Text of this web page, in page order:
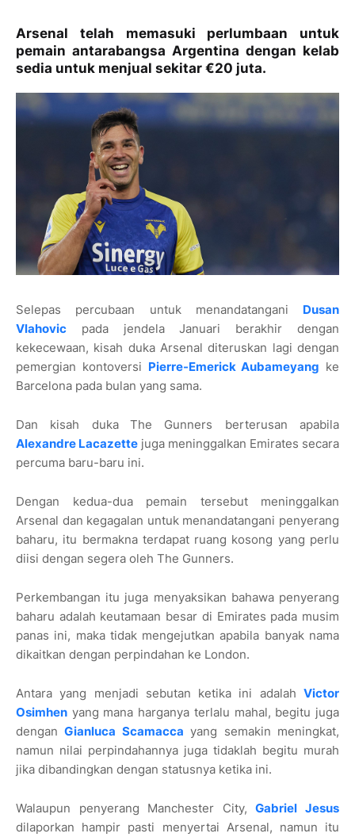
Arsenal telah memasuki perlumbaan untuk
pemain antarabangsa Argentina dengan kelab
sedia untuk menjual sekitar €20 juta.
Selepas percubaan untuk menandatangani Dusan
Vlahovic pada jendela Januari berakhir dengan
kekecewaan, kisah duka Arsenal diteruskan lagi dengan
pemergian kontoversi Pierre-Emerick Aubameyang ke
Barcelona pada bulan yang sama.
Dan kisah duka
The Gunners berterusan apabila
Alexandre Lacazette juga meninggalkan Emirates secara
percuma baru-baru ini.
Dengan kedua-dua pemain tersebut meninggalkan
Arsenal dan kegagalan untuk menandatangani penyerang
baharu, itu bermakna terdapat ruang kosong yang perlu
diisi dengan segera oleh The Gunners.
Perkembangan itu juga menyaksikan bahawa penyerang
baharu adalah keutamaan besar di Emirates pada musim
panas ini, maka tidak mengejutkan apabila banyak nama
dikaitkan dengan perpindahan ke London.
Antara yang menjadi sebutan ketika ini adalah Victor
Osimhen yang mana harganya terlalu mahal, begitu juga
denganGianluca Scamacca yang semakin meningkat,
namun nilai perpindahannya juga tidaklah begitu murah
jika dibandingkan dengan statusnya ketika ini.
Walaupun penyerang Manchester City,Gabriel Jesus
dilaporkan hampir pasti menyertai Arsenal, namun itu